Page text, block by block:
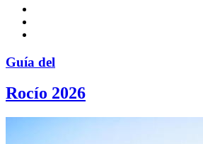
Guía del
Rocío 2026